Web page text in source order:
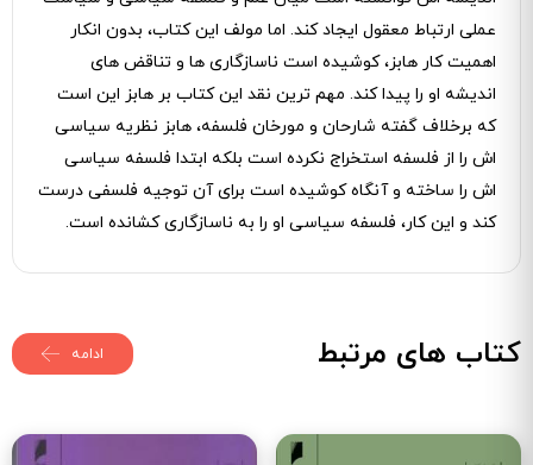
عملی ارتباط معقول ایجاد کند. اما مولف این کتاب، بدون انکار
اهمیت کار هابز، کوشیده است ناسازگاری ‌ها و تناقض‌ های
اندیشه او را پیدا کند. مهم ‌ترین نقد این کتاب بر هابز این است
که برخلاف گفته شارحان و مورخان فلسفه، هابز نظریه سیاسی
‌اش را از فلسفه استخراج نکرده است بلکه ابتدا فلسفه سیاسی
‌اش را ساخته و آنگاه کوشیده است برای آن توجیه فلسفی درست
کند و این کار، فلسفه سیاسی او را به ناسازگاری کشانده است.
کتاب های مرتبط ادامه